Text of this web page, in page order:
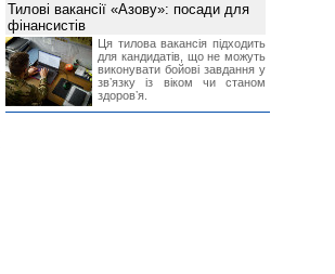
Тилові вакансії «Азову»: посади для
фінансистів
Ця тилова вакансія підходить
для кандидатів, що не можуть
виконувати бойові завдання у
звʼязку із віком чи станом
здоровʼя.